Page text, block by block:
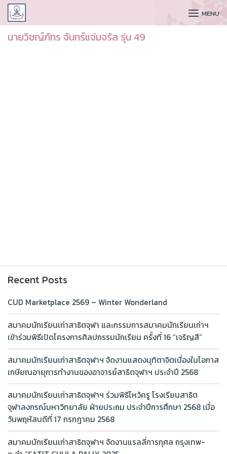
CUDAA MENU
นายวิชญ์ภัทร จันทร์แจ่มจรัส รุ่น 49
Recent Posts
CUD Marketplace 2569 – Winter Wonderland
สมาคมนักเรียนเก่าสาธิตจุฬา และกรรมการสมาคมนักเรียนเก่าฯ
เข้าร่วมพิธีเปิดโครงการศิลปกรรมนักเรียน ครั้งที่ 16 “เจริญสี”
สมาคมนักเรียนเก่าสาธิตจุฬาฯ จัดงานแสดงมุทิตาจิตเนื่องในโอกาส
เกษียณอายุการทำงานของอาจารย์สาธิตจุฬาฯ ประจำปี 2568
สมาคมนักเรียนเก่าสาธิตจุฬาฯ ร่วมพิธีไหว้ครู โรงเรียนสาธิต
จุฬาลงกรณ์มหาวิทยาลัย ฝ่ายประถม ประจำปีการศึกษา 2568 เมื่อ
วันพฤหัสบดีที่ 17 กรกฎาคม 2568
สมาคมนักเรียนเก่าสาธิตจุฬาฯ จัดงานแรลลี่การกุศล กรุงเทพ-